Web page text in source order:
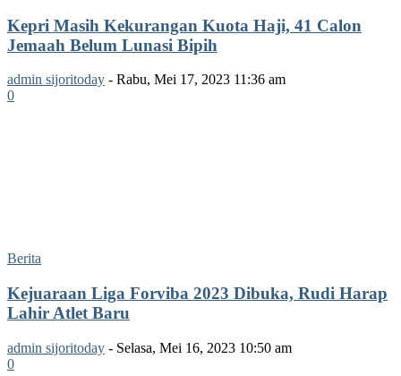
Kepri Masih Kekurangan Kuota Haji, 41 Calon
Jemaah Belum Lunasi Bipih
admin sijoritoday - Rabu, Mei 17, 2023 11:36 am
0
Berita
Kejuaraan Liga Forviba 2023 Dibuka, Rudi Harap
Lahir Atlet Baru
admin sijoritoday - Selasa, Mei 16, 2023 10:50 am
0